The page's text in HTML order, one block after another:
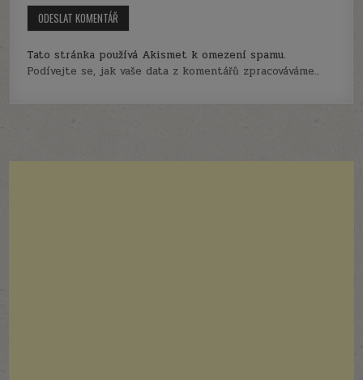
Tato stránka používá Akismet k omezení spamu.
Podívejte se, jak vaše data z komentářů zpracováváme..